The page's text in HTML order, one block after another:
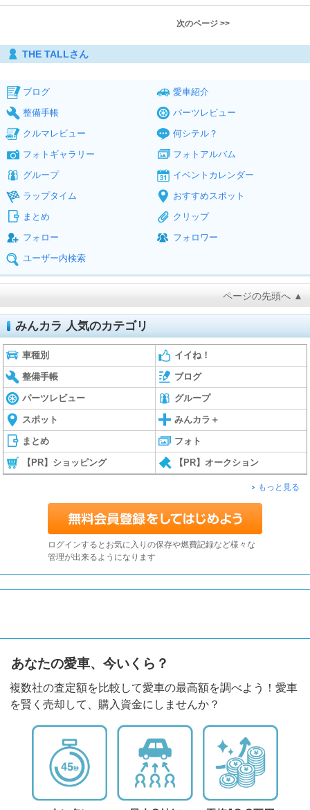
次のページ >>
THE TALLさん
ブログ
愛車紹介
整備手帳
パーツレビュー
クルマレビュー
何シテル？
フォトギャラリー
フォトアルバム
グループ
イベントカレンダー
ラップタイム
おすすめスポット
まとめ
クリップ
フォロー
フォロワー
ユーザー内検索
ページの先頭へ ▲
みんカラ 人気のカテゴリ
車種別 イイね！
整備手帳 ブログ
パーツレビュー グループ
スポット みんカラ＋
まとめ フォト
【PR】ショッピング 【PR】オークション
もっと見る
ログインするとお気に入りの保存や燃費記録など様々な
管理が出来るようになります
あなたの愛車、今いくら？
複数社の査定額を比較して愛車の最高額を調べよう！愛車
を賢く売却して、購入資金にしませんか？